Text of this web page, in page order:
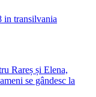
in transilvania
Rareș și Elena,
se gândesc la